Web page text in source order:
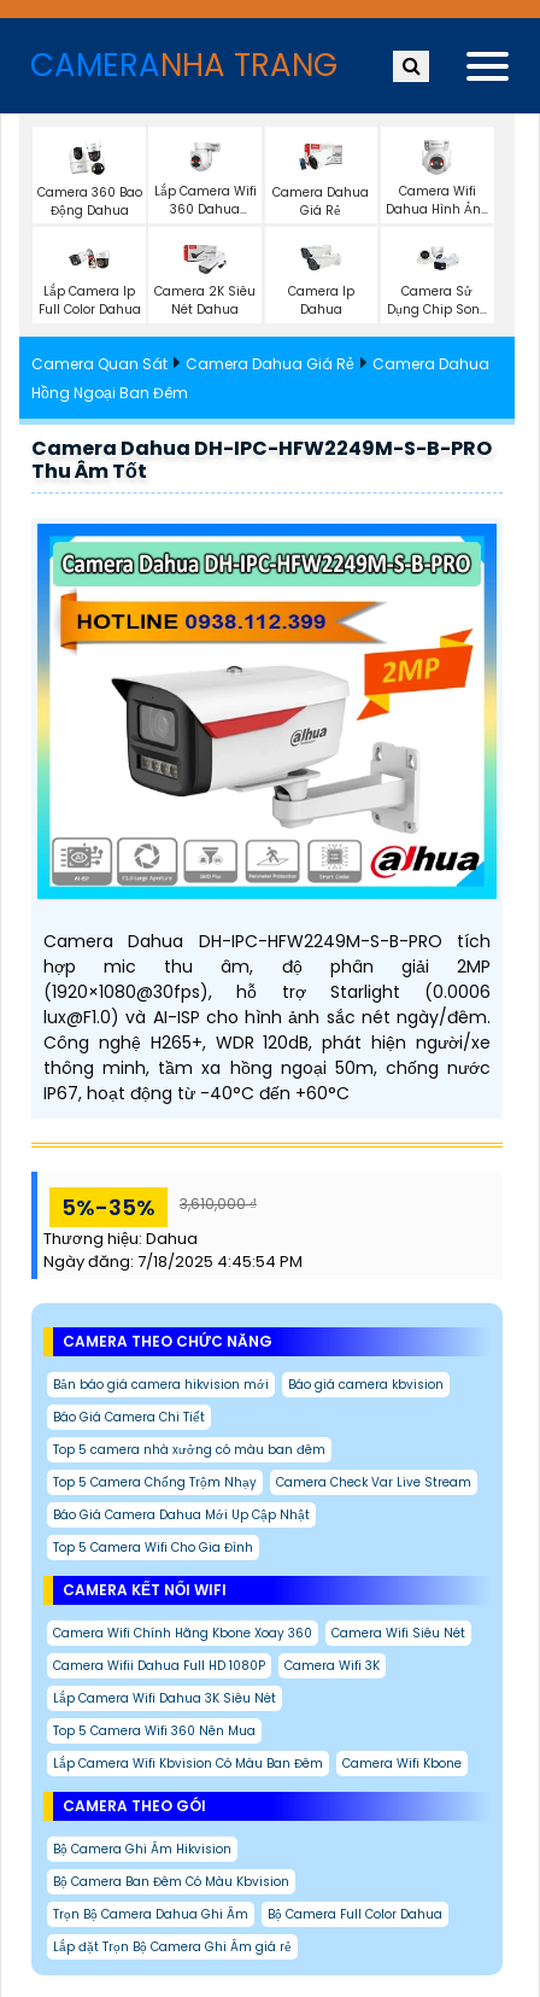
CAMERANHA TRANG
Camera 360 Bao
Động Dahua
Lắp Camera Wifi
360 Dahua
Camera Dahua
Giá Rẻ
Camera Wifi
Dahua Hình Ảnh
Lắp Camera Ip
Full Color Dahua
Camera 2K Siêu
Nét Dahua
Camera Ip
Dahua
Camera Sử
Dụng Chip Sony
Camera Quan Sát Camera Dahua Giá Rẻ
Camera Dahua
Hồng Ngoại Ban Đêm
Camera Dahua DH-IPC-HFW2249M-S-B-PRO
Thu Âm Tốt
Camera Dahua DH-IPC-HFW2249M-S-B-PRO tích
hợp mic thu âm, độ phân giải 2MP
(1920×1080@30fps), hỗ trợ Starlight (0.0006
lux@F1.0) và AI-ISP cho hình ảnh sắc nét ngày/đêm.
Công nghệ H265+, WDR 120dB, phát hiện người/xe
thông minh, tầm xa hồng ngoại 50m, chống nước
IP67, hoạt động từ -40°C đến +60°C
5%-35% 3,610,000 ₫
Thương hiệu: Dahua
Ngày đăng: 7/18/2025 4:45:54 PM
CAMERA THEO CHỨC NĂNG
Bản báo giá camera hikvision mới
Báo giá camera kbvision
Báo Giá Camera Chi Tiết
Top 5 camera nhà xưởng có màu ban đêm
Top 5 Camera Chống Trộm Nhạy
Camera Check Var Live Stream
Báo Giá Camera Dahua Mới Up Cập Nhật
Top 5 Camera Wifi Cho Gia Đình
CAMERA KẾT NỐI WIFI
Camera Wifi Chính Hãng Kbone Xoay 360
Camera Wifi Siêu Nét
Camera Wifii Dahua Full HD 1080P
Camera Wifi 3K
Lắp Camera Wifi Dahua 3K Siêu Nét
Top 5 Camera Wifi 360 Nên Mua
Lắp Camera Wifi Kbvision Có Màu Ban Đêm
Camera Wifi Kbone
CAMERA THEO GÓI
Bộ Camera Ghi Âm Hikvision
Bộ Camera Ban Đêm Có Màu Kbvision
Trọn Bộ Camera Dahua Ghi Âm
Bộ Camera Full Color Dahua
Lắp đặt Trọn Bộ Camera Ghi Âm giá rẻ